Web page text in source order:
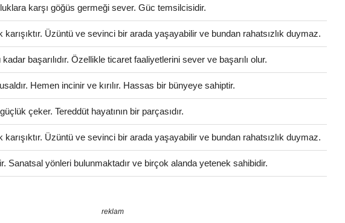
karşı göğüs germeği sever. Güc temsilcisidir.
karışıktır. Üzüntü ve sevinci bir arada yaşayabilir ve bundan rahatsızlık duymaz.
başarılıdır. Özellikle ticaret faaliyetlerini sever ve başarılı olur.
Hemen incinir ve kırılır. Hassas bir bünyeye sahiptir.
çeker. Tereddüt hayatının bir parçasıdır.
karışıktır. Üzüntü ve sevinci bir arada yaşayabilir ve bundan rahatsızlık duymaz.
Sanatsal yönleri bulunmaktadır ve birçok alanda yetenek sahibidir.
reklam